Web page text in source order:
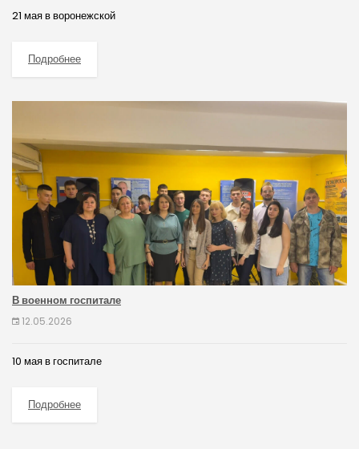
21 мая в воронежской
Подробнее
В военном госпитале
12.05.2026
10 мая в госпитале
Подробнее